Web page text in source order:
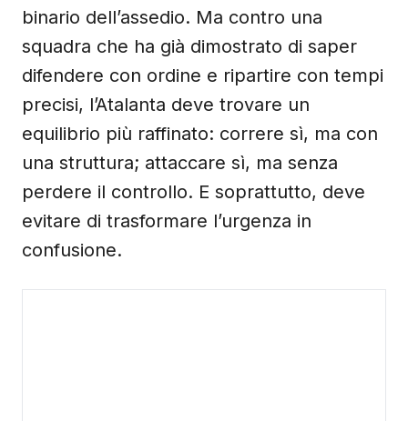
binario dell’assedio. Ma contro una
squadra che ha già dimostrato di saper
difendere con ordine e ripartire con tempi
precisi, l’Atalanta deve trovare un
equilibrio più raffinato: correre sì, ma con
una struttura; attaccare sì, ma senza
perdere il controllo. E soprattutto, deve
evitare di trasformare l’urgenza in
confusione.